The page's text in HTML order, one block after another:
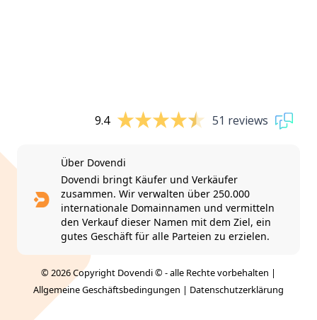
9.4 51 reviews
Über Dovendi
Dovendi bringt Käufer und Verkäufer
zusammen. Wir verwalten über 250.000
internationale Domainnamen und vermitteln
den Verkauf dieser Namen mit dem Ziel, ein
gutes Geschäft für alle Parteien zu erzielen.
© 2026 Copyright Dovendi © - alle Rechte vorbehalten |
Allgemeine Geschäftsbedingungen | Datenschutzerklärung